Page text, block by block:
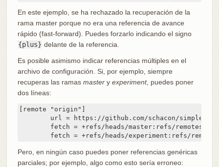
En este ejemplo, se ha rechazado la recuperación de la
rama master porque no era una referencia de avance
rápido (fast-forward). Puedes forzarlo indicando el signo
{plus} delante de la referencia.
Es posible asimismo indicar referencias múltiples en el
archivo de configuración. Si, por ejemplo, siempre
recuperas las ramas mastery experiment, puedes poner
dos líneas:
[remote "origin"]
fetch = +refs/heads/experiment:refs/
Pero, en ningún caso puedes poner referencias genéricas
parciales; por ejemplo, algo como esto sería erroneo: